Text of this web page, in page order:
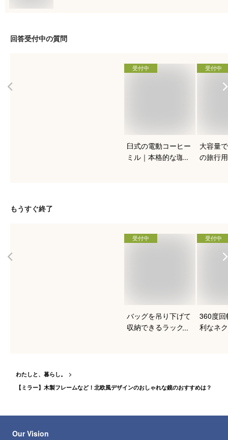
回答受付中の質問
受付中
臼式の電動コーヒー
ミル｜本格的な珈琲
受付中
大容量
の旅行
もうすぐ終了
受付中
バッグを吊り下げて
収納できるラックの
受付中
360度回
利なネ
わたしと、暮らし。
【ミラー】木製フレームなど！北欧風デザインのおしゃれな鏡のおすすめは？
Our Vision